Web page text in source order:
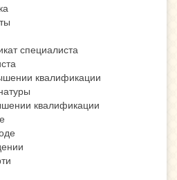
специалиста
квалификации
квалификации